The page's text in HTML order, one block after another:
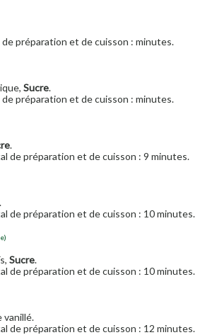
préparation et de cuisson : minutes.
Sucre.
préparation et de cuisson : minutes.
.
de préparation et de cuisson : 9 minutes.
.
de préparation et de cuisson : 10 minutes.
Sucre.
de préparation et de cuisson : 10 minutes.
vanillé.
de préparation et de cuisson : 12 minutes.